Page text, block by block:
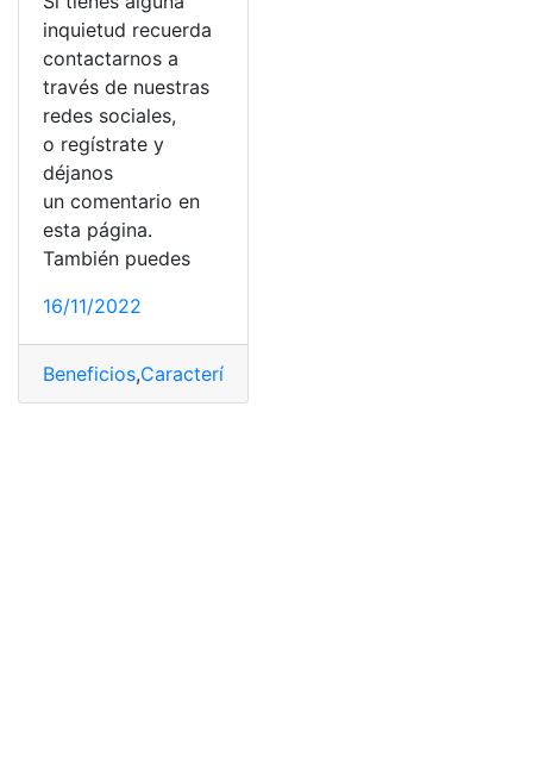
inquietud recuerda
contactarnos a
través de nuestras
redes sociales,
o regístrate y
déjanos
un comentario en
esta página.
También puedes
16/11/2022
Beneficios,Características